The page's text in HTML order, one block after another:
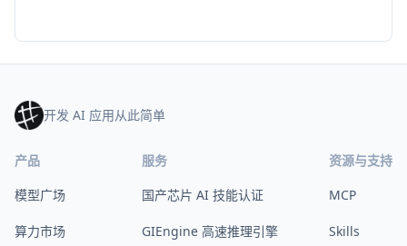
开发 AI 应用从此简单
产品
模型广场
算力市场
服务
国产芯片 AI 技能认证
GIEngine 高速推理引擎
资源与支持
MCP
Skills